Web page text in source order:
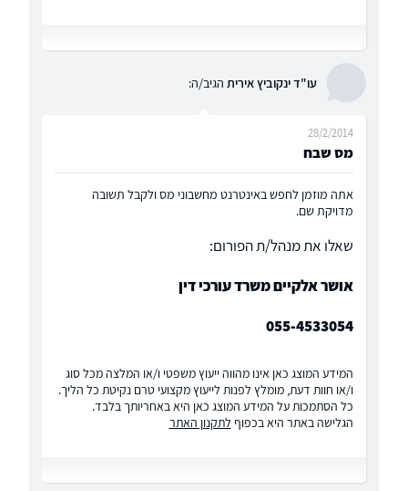
עו"ד ינקוביץ אירית הגיב/ה:
מס שבח
28/2/2014
אתה מוזמן לחפש באינטרנט מחשבוני מס ולקבל תשובה
מדויקת שם.
שאלו את מנהל/ת הפורום:
אושר אלקיים משרד עורכי דין
055-4533054
המידע המוצג כאן אינו מהווה ייעוץ משפטי ו/או המלצה מכל סוג
ו/או חוות דעת, מומלץ לפנות לייעוץ מקצועי טרם נקיטת כל הליך.
כל הסתמכות על המידע המוצג כאן היא באחריותך בלבד.
הגלישה באתר היא בכפוף לתקנון האתר